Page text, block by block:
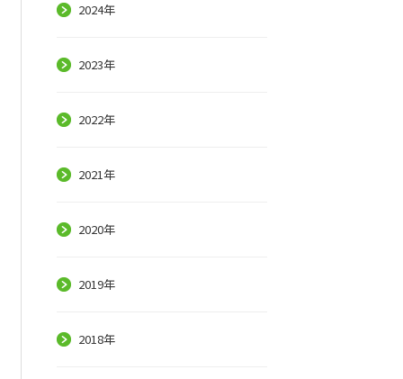
2024年
2023年
2022年
2021年
2020年
2019年
2018年